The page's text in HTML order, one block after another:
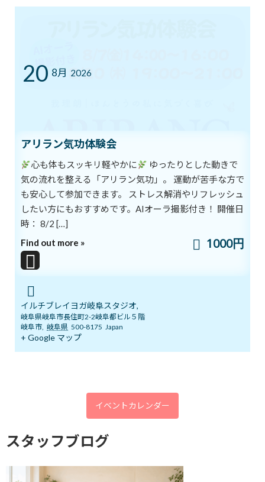
2018年4月11日
次の記事
太陽の恵み
2018年4月13日
最近の投稿
2026年8月1日
ブログ
7/12㈰ 10:00～12:00 オープンクラス開
2026年7月11日
20 8月 2026
アリラン気功体験会
心も体もスッキリ軽やかに
ゆったりとした動きで
気の流れを整える「アリラン気功」。 運動が苦手な方で
も安心して参加できます。 ストレス解消やリフレッシュ
したい方にもおすすめです。AIオーラ撮影付き！ 開催日
時： 8/2 […]
Find out more »
1000円
イルチブレイヨガ岐阜スタジオ,
岐阜県岐阜市長住町2-2岐阜都ビル５階
岐阜市, 岐阜県 500-8175 Japan
+ Google マップ
イベントカレンダー
スタッフブログ